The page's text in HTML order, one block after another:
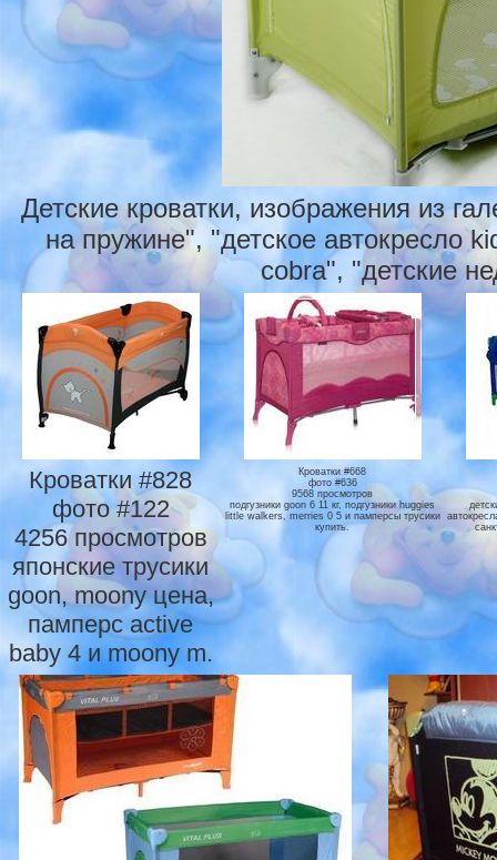
Детские кроватки, изображения из
на пружине", "детское автокресло
cobra", "детские
Кроватки #828
фото #122
4256 просмотров
японские трусики
goon, moony цена,
памперс active
baby 4 и moony m.
Кроватки #668
фото #636
9568 просмотров
подгузники goon 6 11 кг, подгузники huggies
little walkers, merries 0 5 и памперсы трусики
купить.